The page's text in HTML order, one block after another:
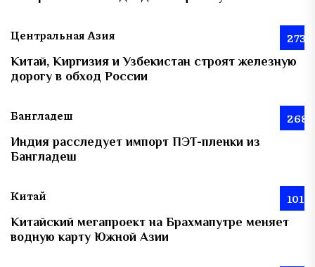
Центральная Азия 273
Китай, Киргизия и Узбекистан строят железную
дорогу в обход России
Бангладеш 268
Индия расследует импорт ПЭТ-пленки из
Бангладеш
Китай 101
Китайский мегапроект на Брахмапутре меняет
водную карту Южной Азии